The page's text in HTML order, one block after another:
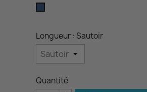
Longueur : Sautoir
Quantité